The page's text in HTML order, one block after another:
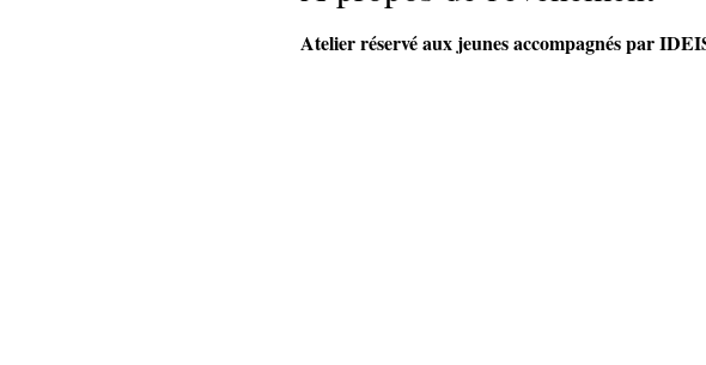
Atelier réservé aux jeunes accompagnés par